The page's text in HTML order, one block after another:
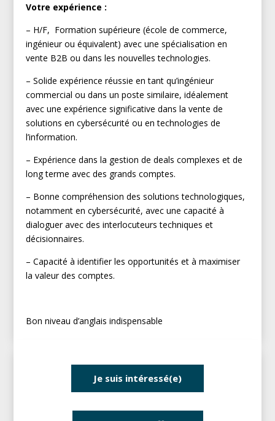
Votre expérience :
– H/F, Formation supérieure (école de commerce,
ingénieur ou équivalent) avec une spécialisation en
vente B2B ou dans les nouvelles technologies.
– Solide expérience réussie en tant qu’ingénieur
commercial ou dans un poste similaire, idéalement
avec une expérience significative dans la vente de
solutions en cybersécurité ou en technologies de
l’information.
– Expérience dans la gestion de deals complexes et de
long terme avec des grands comptes.
– Bonne compréhension des solutions technologiques,
notamment en cybersécurité, avec une capacité à
dialoguer avec des interlocuteurs techniques et
décisionnaires.
– Capacité à identifier les opportunités et à maximiser
la valeur des comptes.
Bon niveau d’anglais indispensable
Je suis intéressé(e)